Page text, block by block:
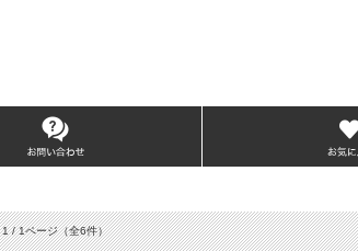
1 / 1ページ（全6件）